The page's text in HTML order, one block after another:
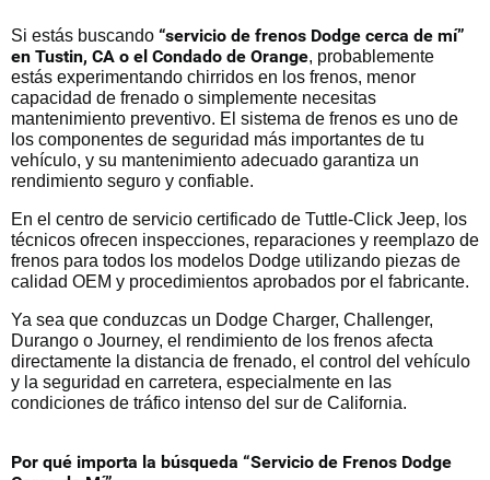
Si estás buscando “servicio de frenos Dodge cerca de mí”
en Tustin, CA o el Condado de Orange, probablemente
estás experimentando chirridos en los frenos, menor
capacidad de frenado o simplemente necesitas
mantenimiento preventivo. El sistema de frenos es uno de
los componentes de seguridad más importantes de tu
vehículo, y su mantenimiento adecuado garantiza un
rendimiento seguro y confiable.
En el centro de servicio certificado de Tuttle-Click Jeep, los
técnicos ofrecen inspecciones, reparaciones y reemplazo de
frenos para todos los modelos Dodge utilizando piezas de
calidad OEM y procedimientos aprobados por el fabricante.
Ya sea que conduzcas un Dodge Charger, Challenger,
Durango o Journey, el rendimiento de los frenos afecta
directamente la distancia de frenado, el control del vehículo
y la seguridad en carretera, especialmente en las
condiciones de tráfico intenso del sur de California.
Por qué importa la búsqueda “Servicio de Frenos Dodge